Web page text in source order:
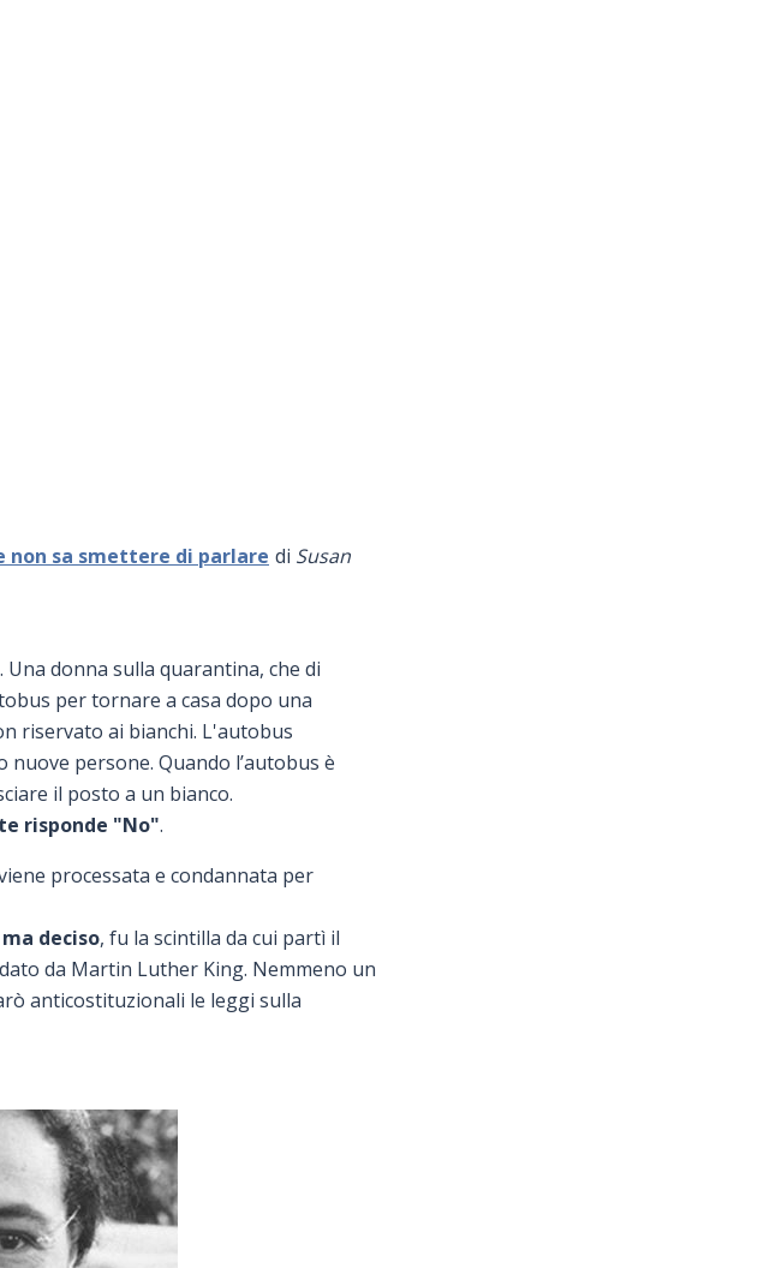
non sa smettere di parlare di Susan
Una donna sulla quarantina, che di
per tornare a casa dopo una
riservato ai bianchi. L'autobus
persone. Quando l’autobus è
il posto a un bianco.
risponde "No".
processata e condannata per
deciso, fu la scintilla da cui partì il
da Martin Luther King. Nemmeno un
anticostituzionali le leggi sulla